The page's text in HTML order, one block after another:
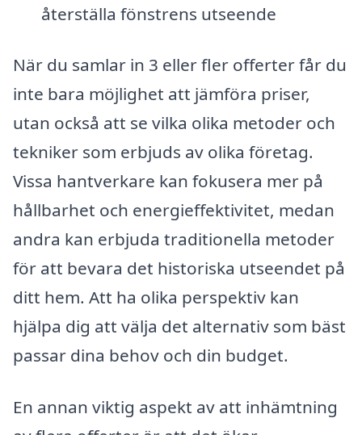
återställa fönstrens utseende
När du samlar in 3 eller fler offerter får du
inte bara möjlighet att jämföra priser,
utan också att se vilka olika metoder och
tekniker som erbjuds av olika företag.
Vissa hantverkare kan fokusera mer på
hållbarhet och energieffektivitet, medan
andra kan erbjuda traditionella metoder
för att bevara det historiska utseendet på
ditt hem. Att ha olika perspektiv kan
hjälpa dig att välja det alternativ som bäst
passar dina behov och din budget.
En annan viktig aspekt av att inhämtning